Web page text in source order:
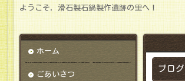
ようこそ，滑石製石鍋製作遺跡の里へ！
ブログ
ホーム
ごあいさつ